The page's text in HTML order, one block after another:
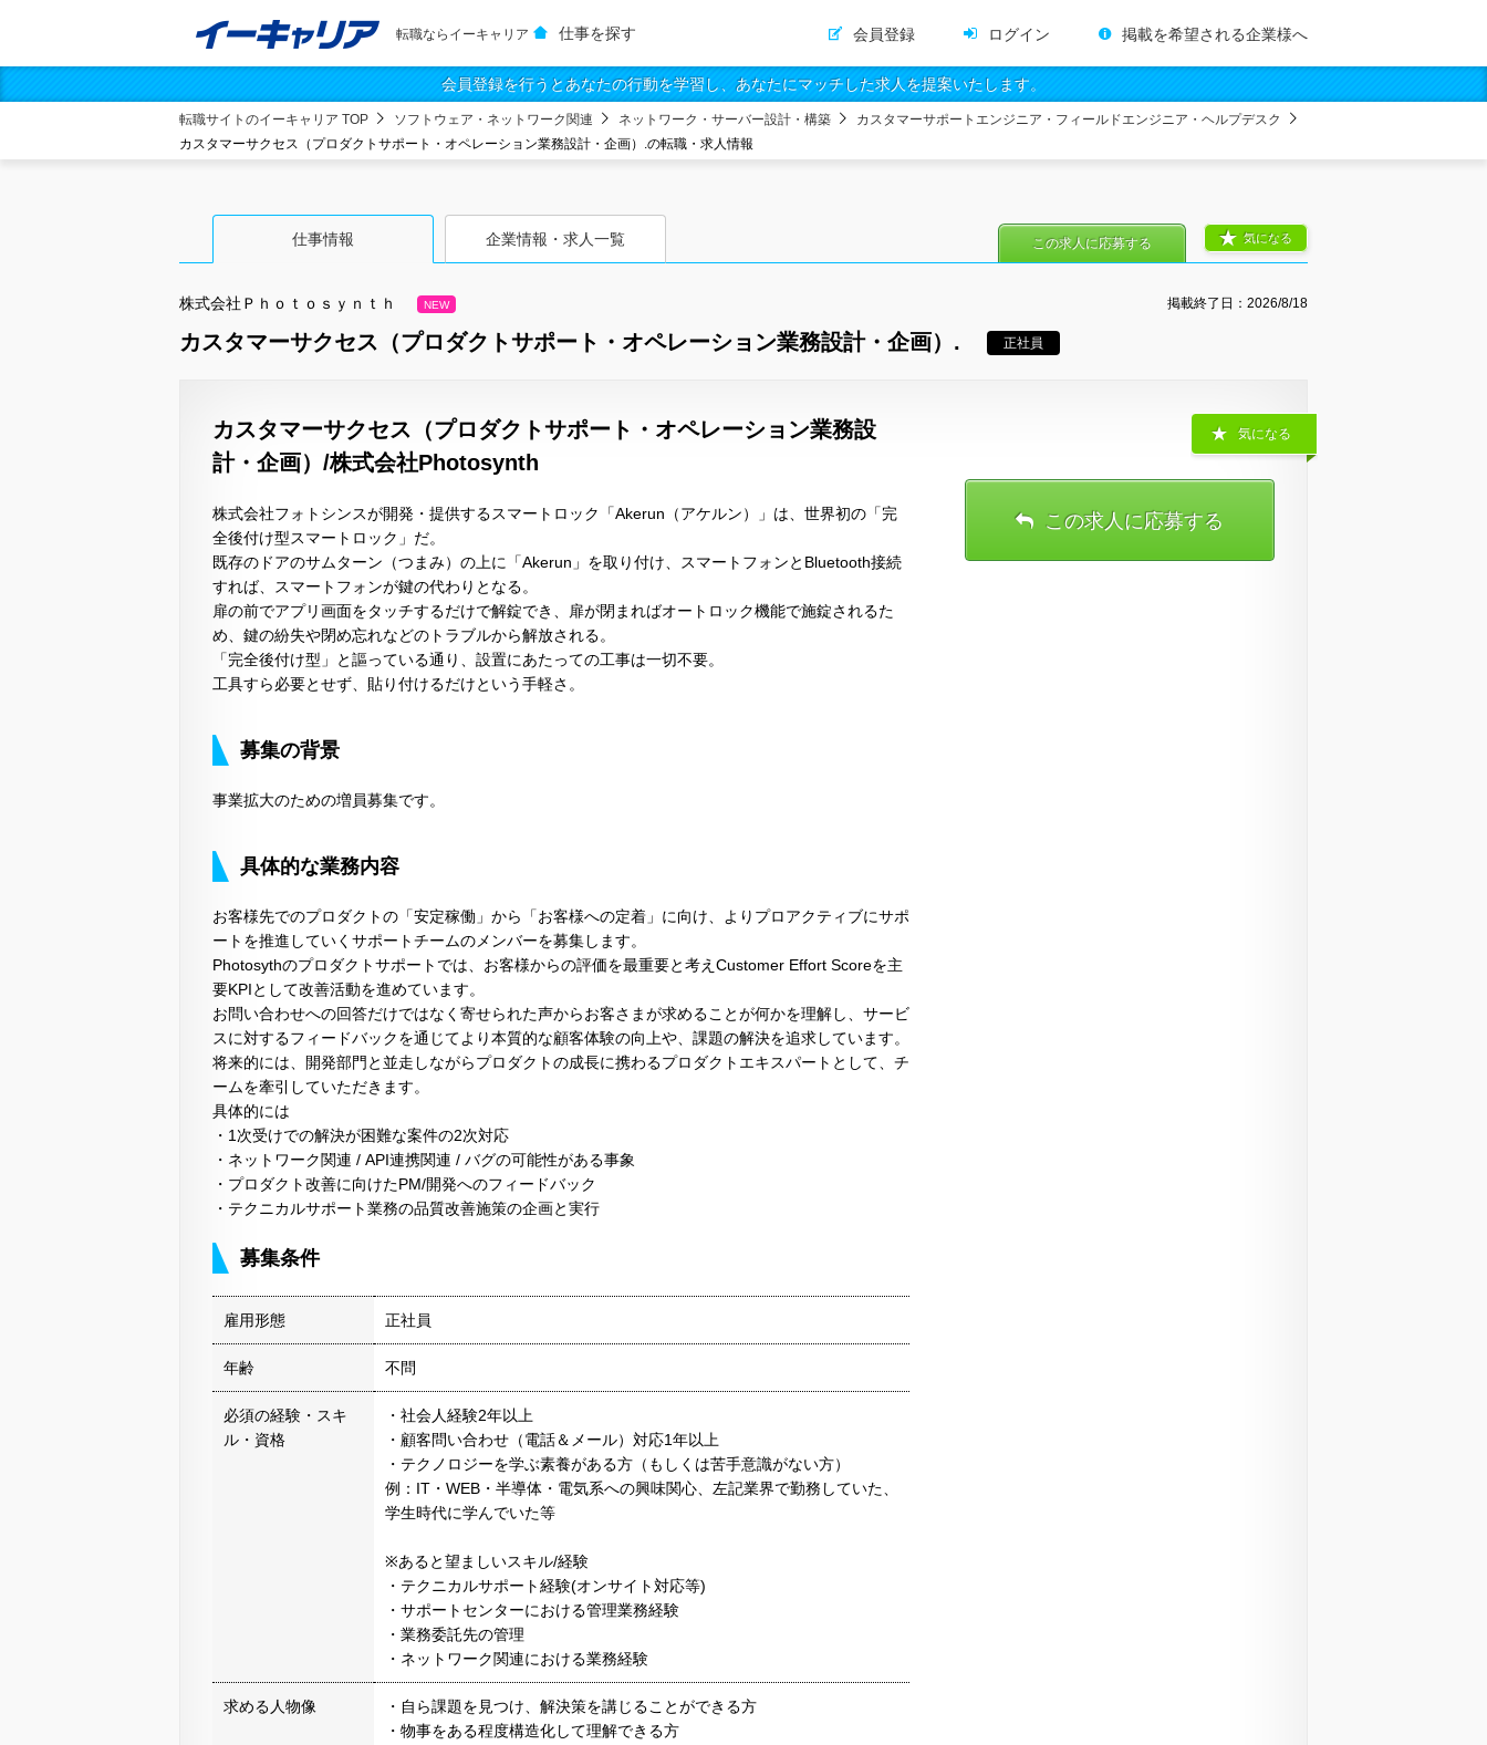
転職ならイーキャリア 仕事を探す 会員登録 ログイン 掲載を希望される企業様へ
会員登録を行うとあなたの行動を学習し、あなたにマッチした求人を提案いたします。
転職サイトのイーキャリア TOP ソフトウェア・ネットワーク関連 ネットワーク・サーバー設計・構築
カスタマーサポートエンジニア・フィールドエンジニア・ヘルプデスク
カスタマーサクセス（プロダクトサポート・オペレーション業務設計・企画）.の転職・求人情報
仕事情報 企業情報・求人一覧
株式会社Ｐｈｏｔｏｓｙｎｔｈ NEW 掲載終了日： 2026/8/18
カスタマーサクセス（プロダクトサポート・オペレーション業務設計・企画）. 正社員
気になる
この求人に応募する
カスタマーサクセス（プロダクトサポート・オペレーション業務設
計・企画）/株式会社Photosynth
株式会社フォトシンスが開発・提供するスマートロック「Akerun（アケルン）」は、世界初の「完
全後付け型スマートロック」だ。
既存のドアのサムターン（つまみ）の上に「Akerun」を取り付け、スマートフォンとBluetooth接続
すれば、スマートフォンが鍵の代わりとなる。
扉の前でアプリ画面をタッチするだけで解錠でき、扉が閉まればオートロック機能で施錠されるた
め、鍵の紛失や閉め忘れなどのトラブルから解放される。
「完全後付け型」と謳っている通り、設置にあたっての工事は一切不要。
工具すら必要とせず、貼り付けるだけという手軽さ。
募集の背景
事業拡大のための増員募集です。
具体的な業務内容
お客様先でのプロダクトの「安定稼働」から「お客様への定着」に向け、よりプロアクティブにサポ
ートを推進していくサポートチームのメンバーを募集します。
Photosythのプロダクトサポートでは、お客様からの評価を最重要と考えCustomer Effort Scoreを主
要KPIとして改善活動を進めています。
お問い合わせへの回答だけではなく寄せられた声からお客さまが求めることが何かを理解し、サービ
スに対するフィードバックを通じてより本質的な顧客体験の向上や、課題の解決を追求しています。
将来的には、開発部門と並走しながらプロダクトの成長に携わるプロダクトエキスパートとして、チ
ームを牽引していただきます。
具体的には
・1次受けでの解決が困難な案件の2次対応
・ネットワーク関連 / API連携関連 / バグの可能性がある事象
・プロダクト改善に向けたPM/開発へのフィードバック
・テクニカルサポート業務の品質改善施策の企画と実行
募集条件
雇用形態 正社員
年齢 不問
必須の経験・スキ
ル・資格
・社会人経験2年以上
・顧客問い合わせ（電話＆メール）対応1年以上
・テクノロジーを学ぶ素養がある方（もしくは苦手意識がない方）
例：IT・WEB・半導体・電気系への興味関心、左記業界で勤務していた、
学生時代に学んでいた等
※あると望ましいスキル/経験
・テクニカルサポート経験(オンサイト対応等)
・サポートセンターにおける管理業務経験
・業務委託先の管理
・ネットワーク関連における業務経験
求める人物像
・自ら課題を見つけ、解決策を講じることができる方
・物事をある程度構造化して理解できる方
気になる
この求人に応募する